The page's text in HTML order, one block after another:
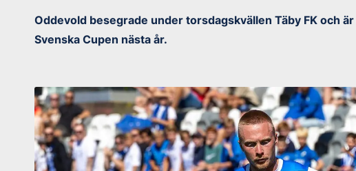
Oddevold besegrade under torsdagskvällen Täby FK och
Svenska Cupen nästa år.